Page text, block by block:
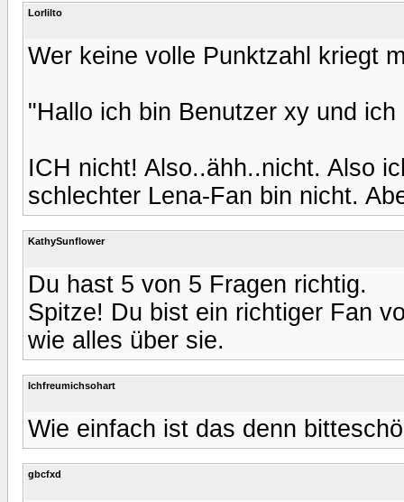
Lorlilto
Wer keine volle Punktzahl kriegt
"Hallo ich bin Benutzer xy und
ICH nicht! Also..ähh..nicht. Also
schlechter Lena-Fan bin nicht.
KathySunflower
Du hast 5 von 5 Fragen richtig.
Spitze! Du bist ein richtiger Fan
wie alles über sie.
Ichfreumichsohart
Wie einfach ist das denn
gbcfxd